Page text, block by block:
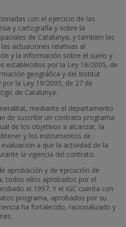
con el ejercicio de las
y cartografía y sobre la
de Catalunya, y también las
actuaciones relativas al
y la información sobre el suelo y
establecidos por la Ley 16/2005, de
geográfica y del Institut
la Ley 19/2005, de 27 de
de Catalunya.
mediante el departamento
de suscribir un contrato programa
de los objetivos a alcanzar, la
y los instrumentos de
a que la actividad de la
la vigencia del contrato.
aprobación y de ejecución de
todos ellos aprobados por el
el 1997. Y el IGC cuenta con
programa, aprobados por su
ha fortalecido, racionalizado y